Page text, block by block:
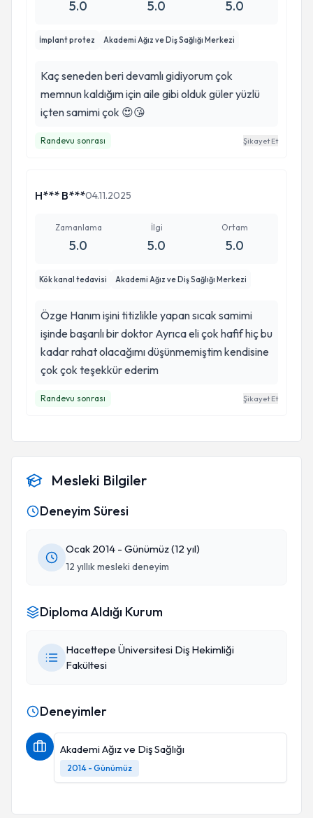
5.0 5.0 5.0
İmplant protez Akademi Ağız ve Diş Sağlığı Merkezi
Kaç seneden beri devamlı gidiyorum çok
memnun kaldığım için aile gibi olduk güler yüzlü
içten samimi çok 😍😘
Randevu sonrası Şikayet Et
H*** B***04.11.2025
Zamanlama
5.0
İlgi
5.0
Ortam
5.0
Kök kanal tedavisi Akademi Ağız ve Diş Sağlığı Merkezi
Özge Hanım işini titizlikle yapan sıcak samimi
işinde başarılı bir doktor Ayrıca eli çok hafif hiç bu
kadar rahat olacağımı düşünmemiştim kendisine
çok çok teşekkür ederim
Randevu sonrası Şikayet Et
Mesleki Bilgiler
Deneyim Süresi
Ocak 2014 - Günümüz (12 yıl)
12 yıllık mesleki deneyim
Diploma Aldığı Kurum
Hacettepe Üniversitesi Diş Hekimliği
Fakültesi
Deneyimler
Akademi Ağız ve Diş Sağlığı
2014 - Günümüz